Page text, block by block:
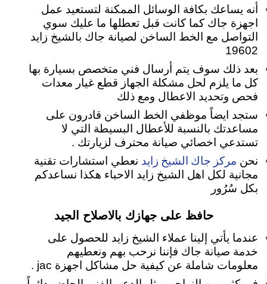
أنه يساعك بكافة الوسائل الممكنة لتستعيد عمل
اجهزة جاك كما كانت قبل تعطلها ما عليك سوي
التواصل مع الخط الساخن لصيانة جاك بالشيخ زايد
19602
بعد ذلك سوف يتم أرسال فني متخصص بسيارة بها
كل ما يلزم لحل مشكلة الجهاز قطع غيار معدات
فحص وتحديد الاعطال ومع ذلك
ستجد ايضاً موظفي الخط الساخن قادرون على
مساعدتك بالنسبة للأعطال البسيطة التي لا
تستدعي اخصائي صيانة محترف لزيارتك .
نحن مركز جاك الشيخ زايد نعطي استشارات تقنية
مجانية لكل اهل الشيخ زايد الاحباء هكذا نساعدكم
بكل سُرُور
حافظ على جهازك بالاصلاح الجيد
عندما يأتي إلينا عملاء الشيخ زايد للحصول على
خدمة صيانة جاك فإننا نرحب بهم ونعطيهم
معلومات شاملة عن كيفية حل مشاكل اجهزة jac .